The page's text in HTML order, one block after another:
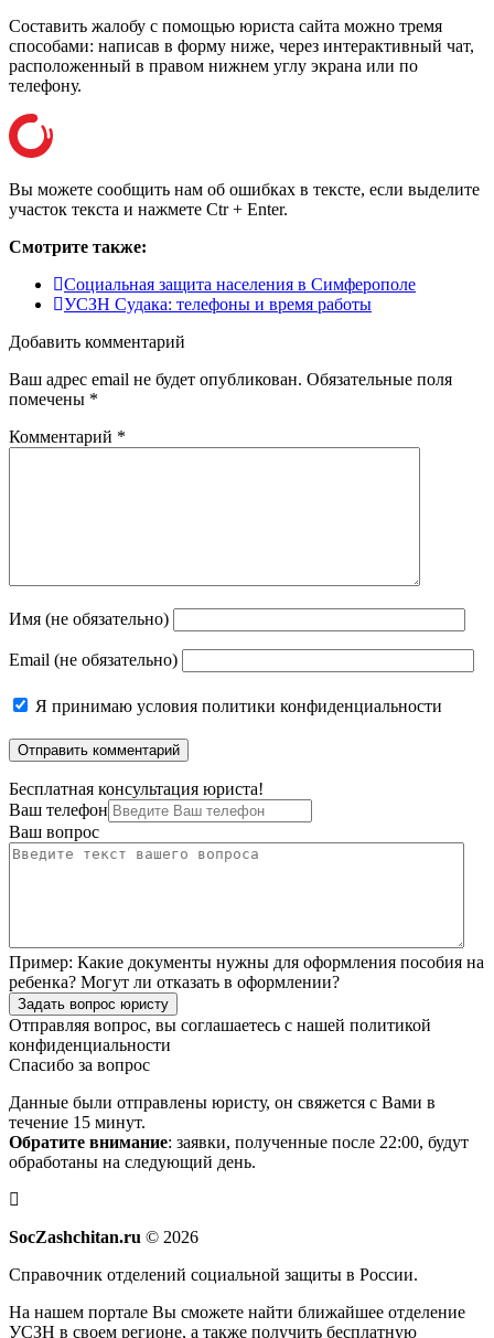
Составить жалобу с помощью юриста сайта можно тремя
способами: написав в форму ниже, через интерактивный чат,
расположенный в правом нижнем углу экрана или по
телефону.
Вы можете сообщить нам об ошибках в тексте, если выделите
участок текста и нажмете Ctr + Enter.
Смотрите также:
Социальная защита населения в Симферополе
УСЗН Судака: телефоны и время работы
Добавить комментарий
Ваш адрес email не будет опубликован. Обязательные поля
помечены *
Комментарий *
Имя (не обязательно)
Email (не обязательно)
Я принимаю условия политики конфиденциальности
Бесплатная консультация юриста!
Ваш телефон
Ваш вопрос
Пример: Какие документы нужны для оформления пособия на
ребенка? Могут ли отказать в оформлении?
Задать вопрос юристу
Отправляя вопрос, вы соглашаетесь с нашей политикой
конфиденциальности
Спасибо за вопрос
Данные были отправлены юристу, он свяжется с Вами в
течение 15 минут.
Обратите внимание: заявки, полученные после 22:00, будут
обработаны на следующий день.
SocZashchitan.ru © 2026
Справочник отделений социальной защиты в России.
На нашем портале Вы сможете найти ближайшее отделение
УСЗН в своем регионе, а также получить бесплатную